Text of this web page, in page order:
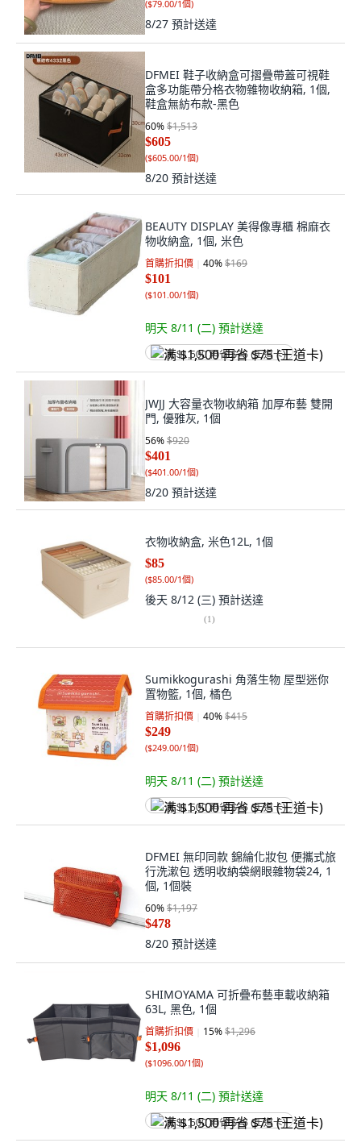
($79.00/1個)
8/27 預計送達
DFMEI 鞋子收納盒可摺疊帶蓋可視鞋
盒多功能帶分格衣物雜物收納箱, 1個,
鞋盒無紡布款-黑色
60%$1,513
$605
($605.00/1個)
8/20 預計送達
BEAUTY DISPLAY 美得像專櫃 棉麻衣
物收納盒, 1個, 米色
首購折扣價 40%$169
$101
($101.00/1個)
明天 8/11 (二) 預計送達
满 $1,500 再省 $75 (王道卡)
JWJJ 大容量衣物收納箱 加厚布藝 雙開
門, 優雅灰, 1個
56%$920
$401
($401.00/1個)
8/20 預計送達
衣物收納盒, 米色12L, 1個
$85
($85.00/1個)
後天 8/12 (三) 預計送達
(1)
Sumikkogurashi 角落生物 屋型迷你
置物籃, 1個, 橘色
首購折扣價 40%$415
$249
($249.00/1個)
明天 8/11 (二) 預計送達
满 $1,500 再省 $75 (王道卡)
DFMEI 無印同款 錦綸化妝包 便攜式旅
行洗漱包 透明收納袋網眼雜物袋24, 1
個, 1個裝
60%$1,197
$478
8/20 預計送達
SHIMOYAMA 可折疊布藝車載收納箱
63L, 黑色, 1個
首購折扣價 15%$1,296
$1,096
($1096.00/1個)
明天 8/11 (二) 預計送達
满 $1,500 再省 $75 (王道卡)